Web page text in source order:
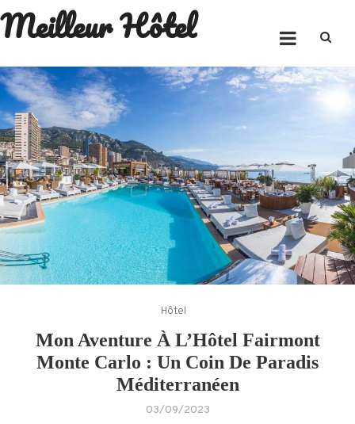
Skip
to
Meilleur Hôtel
Hôtel
Mon Aventure À L’Hôtel Fairmont
Monte Carlo : Un Coin De Paradis
Méditerranéen
03/09/2023